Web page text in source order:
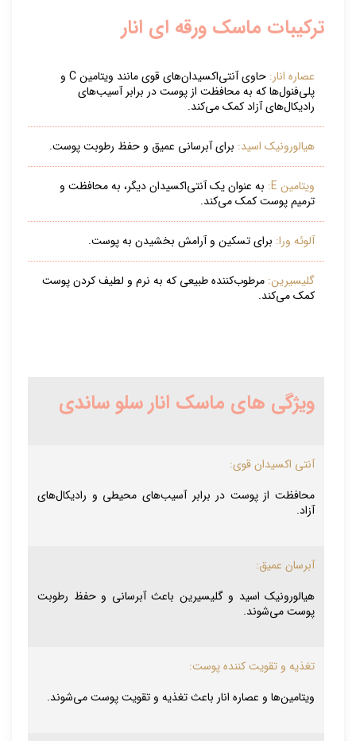
ترکیبات ماسک ورقه ای انار
عصاره انار:
حاوی آنتی‌اکسیدان‌های قوی مانند ویتامین C و
پلی‌فنول‌ها که به محافظت از پوست در برابر آسیب‌های
رادیکال‌های آزاد کمک می‌کند.
هیالورونیک اسید: برای آبرسانی عمیق و حفظ رطوبت پوست.
ویتامین E:
به عنوان یک آنتی‌اکسیدان دیگر، به محافظت و
ترمیم پوست کمک می‌کند.
آلوئه ورا: برای تسکین و آرامش بخشیدن به پوست.
گلیسیرین: مرطوب‌کننده طبیعی که به نرم و لطیف کردن پوست
کمک می‌کند.
ویژگی های ماسک انار سلو ساندی
آنتی اکسیدان قوی:
محافظت از پوست در برابر آسیب‌های محیطی و رادیکال‌های
آزاد.
آبرسان عمیق:
هیالورونیک اسید و گلیسیرین باعث آبرسانی و حفظ رطوبت
پوست می‌شوند.
تغذیه و تقویت کننده پوست:
ویتامین‌ها و عصاره انار باعث تغذیه و تقویت پوست می‌شوند.